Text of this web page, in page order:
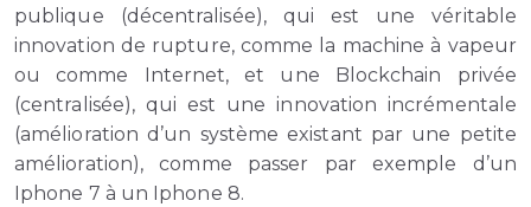
publique (décentralisée), qui est une véritable
innovation de rupture, comme la machine à vapeur
ou comme Internet, et une Blockchain privée
(centralisée), qui est une innovation incrémentale
(amélioration d’un système existant par une petite
amélioration), comme passer par exemple d’un
Iphone 7 à un Iphone 8.